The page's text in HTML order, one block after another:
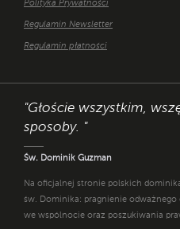
Polityka Prywatności
Regulamin Newsletter
Regulamin płatności
"Głoście wszystkim,
sposoby. "
Św. Dominik Guzman
Na oficjalnej stronie polskich
św. Dominika: pragnienie odważnego
we wspólnocie oraz poszukiwania